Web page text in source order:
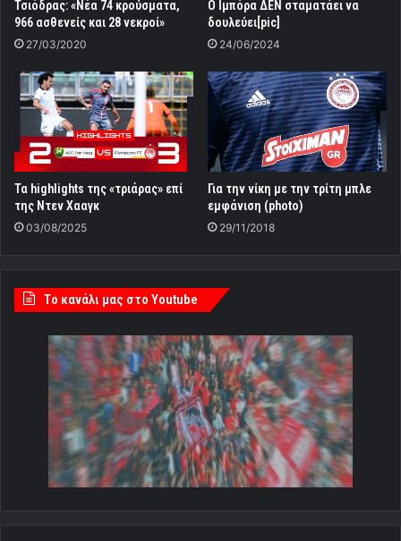
Τσιόδρας: «Νέα 74 κρούσματα,
966 ασθενείς και 28 νεκροί»
27/03/2020
O Iμπόρα ΔΕΝ σταματάει να
δουλεύει[pic]
24/06/2024
Τα highlights της «τριάρας» επί
της Ντεν Χααγκ
03/08/2025
Για την νίκη με την τρίτη μπλε
εμφάνιση (photo)
29/11/2018
Tο κανάλι μας στο Youtube